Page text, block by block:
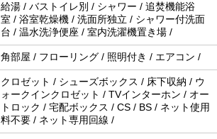
給湯 / バストイレ別 / シャワー / 追焚機能浴
室 / 浴室乾燥機 / 洗面所独立 / シャワー付洗面
台 / 温水洗浄便座 / 室内洗濯機置き場 /
角部屋 / フローリング / 照明付き / エアコン /
クロゼット / シューズボックス / 床下収納 / ウ
ォークインクロゼット / TVインターホン / オー
トロック / 宅配ボックス / CS / BS / ネット使用
料不要 / ネット専用回線 /